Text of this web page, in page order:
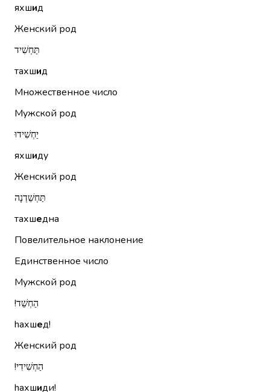
яхшид
Женский род
תַּחְשִׁיד
тахшид
Множественное число
Мужской род
יַחְשִׁידוּ
яхшиду
Женский род
תַּחְשֵׁדְנָה
тахшедна
Повелительное наклонение
Единственное число
Мужской род
הַחְשֵׁד!‏
hахшед!
Женский род
הַחְשִׁידִי!‏
hахшиди!